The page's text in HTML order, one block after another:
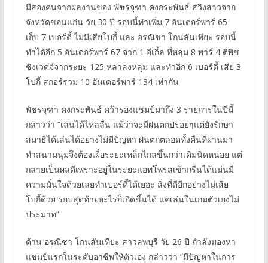
มีสองคนจากผลงานของ พัชรจุฑา คงกระพันธ์ สวิงสาวจาก
จังหวัดขอนแก่น วัย 30 ปี รอบนี้ทำเพิ่ม 7 อันเดอร์พาร์ 65
เก็บ 7 เบอร์ดี้ ไม่มีเสียโบกี้ และ อรณิชา โกนสันเทียะ รอบนี้
ทำได้อีก 5 อันเดอร์พาร์ 67 จาก 1 อีเกิ้ล ที่หลุม 8 พาร์ 4 ตีพิช
ชิ่งเวดจ์จากระยะ 125 หลาลงหลุม และทำอีก 6 เบอร์ดี้ เสีย 3
โบกี้ สกอร์รวม 10 อันเดอร์พาร์ 134 เท่ากัน
พัชรจุฑา คงกระพันธ์ คว้ารองแชมป์มาถึง 3 รายการในปีนี้
กล่าวว่า “เล่นได้ไหลลื่น แม้ว่าจะมีฝนตกปรอยๆแต่ยังรักษา
สมาธิได้เล่นได้อย่างไม่มีปัญหา ฝนตกตลอดทั้งคืนที่ผ่านมา
ทำสนามนุ่มจึงต้องเผื่อระยะเหล็กไกลขึ้นกว่าเดิมนิดหน่อย แต่
กลายเป็นผลดีเพราะอยู่ในระยะแอพโพรสเข้ากรีนได้แม่นมี
ความมั่นใจด้วยเลยทำเบอร์ดี้ได้เยอะ สิ่งที่ดีอีกอย่างไม่เสีย
โบกี้ด้วย รอบสุดท้ายอะไรก็เกิดขึ้นได้ แค่เล่นในเกมตัวเองไม่
ประมาท”
ด้าน อรณิชา โกนสันเทียะ สาวลพบุรี วัย 26 ปี กำลังมองหา
แชมป์แรกในระดับอาชีพให้ตัวเอง กล่าวว่า “มีปัญหาในการ